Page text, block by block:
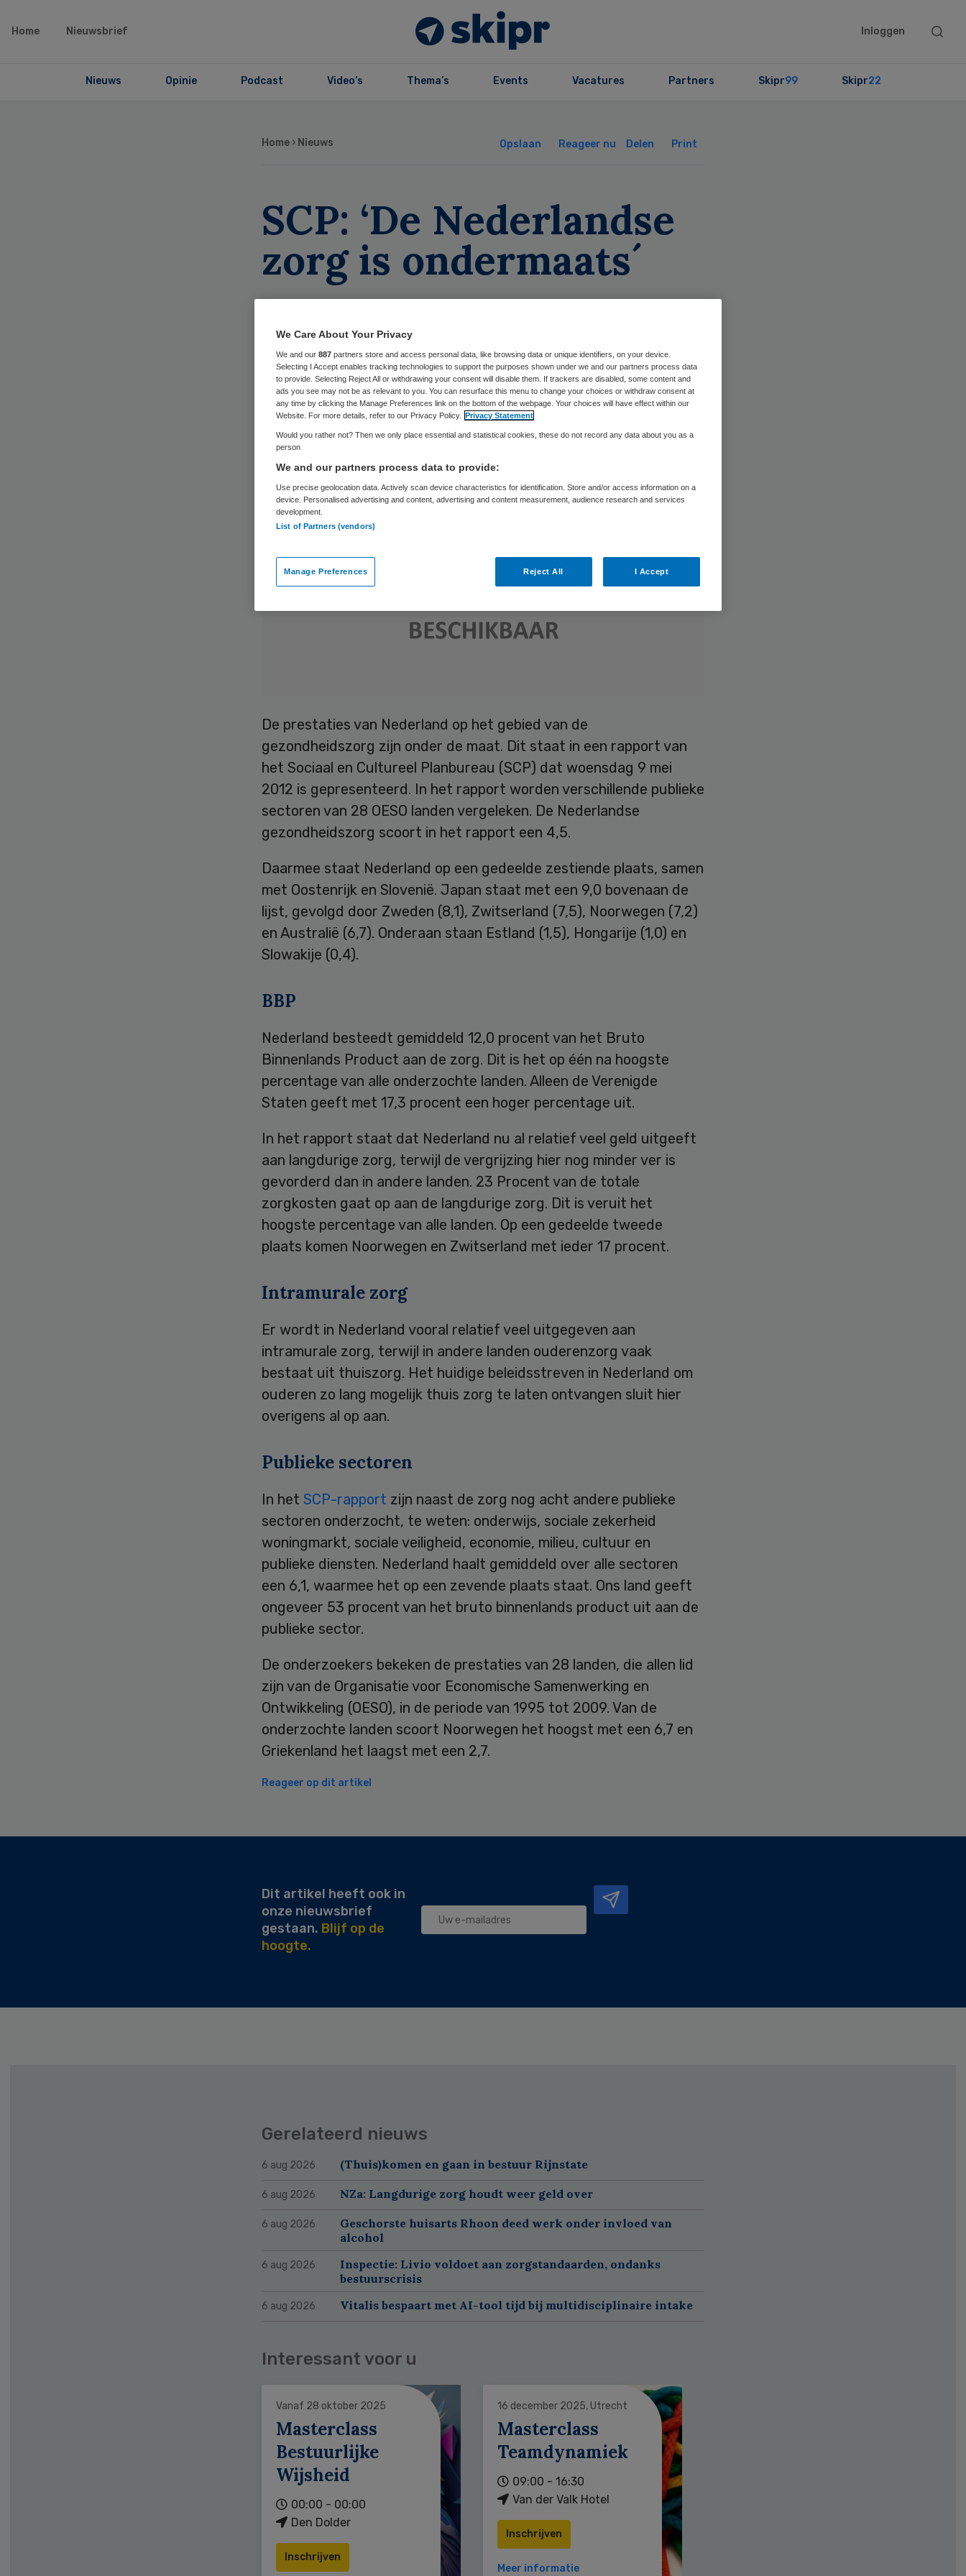
Home Nieuwsbrief Inloggen
Search
Nieuws Opinie Podcast Video’s Thema’s Events Vacatures Partners Skipr99 Skipr22
Home › Nieuws Opslaan Reageer nu Delen Print
SCP: ‘De Nederlandse
zorg is ondermaats´
De prestaties van Nederland op het gebied van de
gezondheidszorg zijn onder de maat. Dit staat in een rapport van
het Sociaal en Cultureel Planbureau (SCP) dat woensdag 9 mei
2012 is gepresenteerd. In het rapport worden verschillende publieke
sectoren van 28 OESO landen vergeleken. De Nederlandse
gezondheidszorg scoort in het rapport een 4,5.
Daarmee staat Nederland op een gedeelde zestiende plaats, samen
met Oostenrijk en Slovenië. Japan staat met een 9,0 bovenaan de
lijst, gevolgd door Zweden (8,1), Zwitserland (7,5), Noorwegen (7,2)
en Australië (6,7). Onderaan staan Estland (1,5), Hongarije (1,0) en
Slowakije (0,4).
BBP
Nederland besteedt gemiddeld 12,0 procent van het Bruto
Binnenlands Product aan de zorg. Dit is het op één na hoogste
percentage van alle onderzochte landen. Alleen de Verenigde
Staten geeft met 17,3 procent een hoger percentage uit.
In het rapport staat dat Nederland nu al relatief veel geld uitgeeft
aan langdurige zorg, terwijl de vergrijzing hier nog minder ver is
gevorderd dan in andere landen. 23 Procent van de totale
zorgkosten gaat op aan de langdurige zorg. Dit is veruit het
hoogste percentage van alle landen. Op een gedeelde tweede
plaats komen Noorwegen en Zwitserland met ieder 17 procent.
Intramurale zorg
Er wordt in Nederland vooral relatief veel uitgegeven aan
intramurale zorg, terwijl in andere landen ouderenzorg vaak
bestaat uit thuiszorg. Het huidige beleidsstreven in Nederland om
ouderen zo lang mogelijk thuis zorg te laten ontvangen sluit hier
overigens al op aan.
Publieke sectoren
In het SCP-rapport zijn naast de zorg nog acht andere publieke
sectoren onderzocht, te weten: onderwijs, sociale zekerheid
woningmarkt, sociale veiligheid, economie, milieu, cultuur en
publieke diensten. Nederland haalt gemiddeld over alle sectoren
een 6,1, waarmee het op een zevende plaats staat. Ons land geeft
ongeveer 53 procent van het bruto binnenlands product uit aan de
publieke sector.
De onderzoekers bekeken de prestaties van 28 landen, die allen lid
zijn van de Organisatie voor Economische Samenwerking en
Ontwikkeling (OESO), in de periode van 1995 tot 2009. Van de
onderzochte landen scoort Noorwegen het hoogst met een 6,7 en
Griekenland het laagst met een 2,7.
Reageer op dit artikel
Secondary
Dit artikel heeft ook in
onze nieuwsbrief
gestaan. Blijf op de
hoogte.
Gerelateerd nieuws
6 aug 2026 (Thuis)komen en gaan in bestuur Rijnstate
6 aug 2026 NZa: Langdurige zorg houdt weer geld over
6 aug 2026
Geschorste huisarts Rhoon deed werk onder invloed van
alcohol
6 aug 2026
Inspectie: Livio voldoet aan zorgstandaarden, ondanks
bestuurscrisis
6 aug 2026 Vitalis bespaart met AI-tool tijd bij multidisciplinaire intake
Interessant voor u
Vanaf 28 oktober 2025
Masterclass
Bestuurlijke
Wijsheid
00:00 - 00:00
Den Dolder
Inschrijven
16 december 2025, Utrecht
Masterclass
Teamdynamiek
09:00 - 16:30
Van der Valk Hotel
Inschrijven
Meer informatie
We Care About Your Privacy
We and our 887 partners store and access personal data, like browsing data or unique identifiers, on your device.
Selecting I Accept enables tracking technologies to support the purposes shown under we and our partners process data
to provide. Selecting Reject All or withdrawing your consent will disable them. If trackers are disabled, some content and
ads you see may not be as relevant to you. You can resurface this menu to change your choices or withdraw consent at
any time by clicking the Manage Preferences link on the bottom of the webpage. Your choices will have effect within our
Website. For more details, refer to our Privacy Policy. Privacy Statement
Would you rather not? Then we only place essential and statistical cookies, these do not record any data about you as a
person
We and our partners process data to provide:
Use precise geolocation data. Actively scan device characteristics for identification. Store and/or access information on a
device. Personalised advertising and content, advertising and content measurement, audience research and services
development.
List of Partners (vendors)
Manage Preferences Reject All I Accept